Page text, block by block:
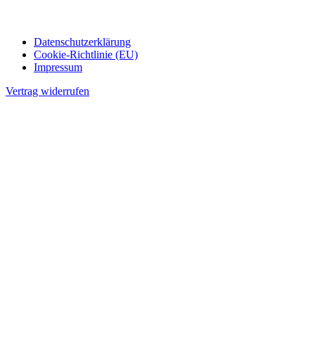
Datenschutzerklärung
Cookie-Richtlinie (EU)
Impressum
Vertrag widerrufen